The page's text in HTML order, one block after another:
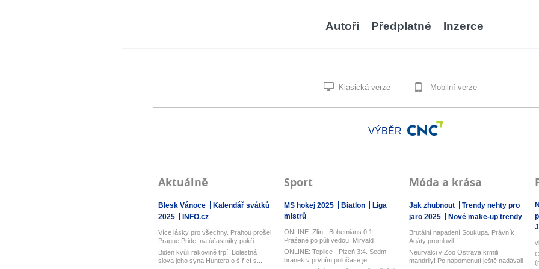
Autoři Předplatné Inzerce
Klasická verze Mobilní verze
VÝBĚR
Aktuálně
Blesk Vánoce
Kalendář svátků
2025
INFO.cz
Více lásky pro všechny. Prahou prošel
Prague Pride, na účastníky pokři...
Biden kvůli rakovině trpí! Bolestná
slova jeho syna Huntera o šířící s...
Sport
MS hokej 2025 Biatlon
Liga
mistrů
ONLINE: Zlín - Bohemians 0:1.
Pražané po půli vedou. Mirvald
zaznamena...
ONLINE: Teplice - Plzeň 3:4. Sedm
branek v prvním poločase je
Móda a krása
Jak zhubnout
Trendy nehty pro
jaro 2025
Nové make-up trendy
Brutální napadení Soukupa. Právník
Agáty promluvil
Neurvalci v Zoo Ostrava krmili
mandrily! Po napomenutí ještě nadávali